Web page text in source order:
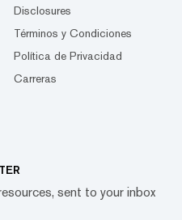
Disclosures
Términos y Condiciones
Política de Privacidad
Carreras
sent to your inbox